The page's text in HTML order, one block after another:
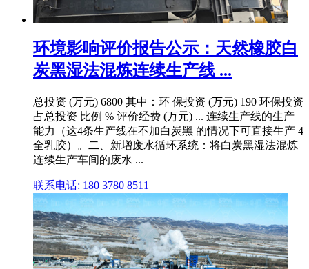
环境影响评价报告公示：天然橡胶白
炭黑湿法混炼连续生产线 ...
总投资 (万元) 6800 其中：环 保投资 (万元) 190 环保投资
占总投资 比例 % 评价经费 (万元) ... 连续生产线的生产
能力（这4条生产线在不加白炭黑 的情况下可直接生产 4
全乳胶）。二、新增废水循环系统：将白炭黑湿法混炼
连续生产车间的废水 ...
联系电话: 180 3780 8511